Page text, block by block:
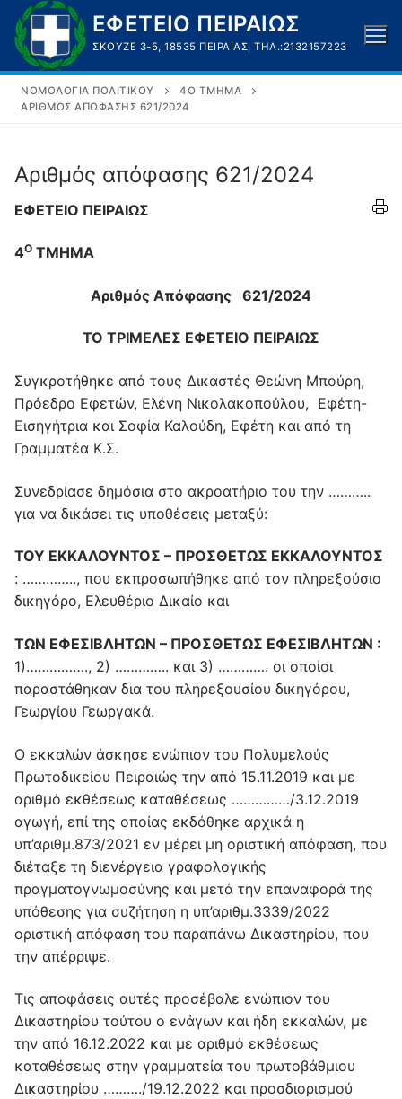
Μετάβαση
στο
περιεχόμενο
ΕΦΕΤΕΙΟ ΠΕΙΡΑΙΩΣ
ΣΚΟΥΖΈ 3-5, 18535 ΠΕΙΡΑΙΆΣ, ΤΗΛ.:2132157223
ΝΟΜΟΛΟΓΊΑ ΠΟΛΙΤΙΚΟΎ
4O ΤΜΉΜΑ
ΑΡΙΘΜΌΣ ΑΠΌΦΑΣΗΣ 621/2024
Αριθμός απόφασης 621/2024
ΕΦΕΤΕΙΟ ΠΕΙΡΑΙΩΣ
4Ο ΤΜΗΜΑ
Αριθμός Απόφασης 621/2024
ΤΟ ΤΡΙΜΕΛΕΣ ΕΦΕΤΕΙΟ ΠΕΙΡΑΙΩΣ
Συγκροτήθηκε από τους Δικαστές Θεώνη Μπούρη,
Πρόεδρο Εφετών, Ελένη Νικολακοπούλου, Εφέτη-
Εισηγήτρια και Σοφία Καλούδη, Εφέτη και από τη
Γραμματέα Κ.Σ.
Συνεδρίασε δημόσια στο ακροατήριο του την ………..
για να δικάσει τις υποθέσεις μεταξύ:
ΤΟΥ ΕΚΚΑΛΟΥΝΤΟΣ – ΠΡΟΣΘΕΤΩΣ ΕΚΚΑΛΟΥΝΤΟΣ
: ………….., που εκπροσωπήθηκε από τον πληρεξούσιο
δικηγόρο, Ελευθέριο Δικαίο και
ΤΩΝ ΕΦΕΣΙΒΛΗΤΩΝ – ΠΡΟΣΘΕΤΩΣ ΕΦΕΣΙΒΛΗΤΩΝ :
1)……………., 2) ………….. και 3) …………. οι οποίοι
παραστάθηκαν δια του πληρεξουσίου δικηγόρου,
Γεωργίου Γεωργακά.
Ο εκκαλών άσκησε ενώπιον του Πολυμελούς
Πρωτοδικείου Πειραιώς την από 15.11.2019 και με
αριθμό εκθέσεως καταθέσεως ……………/3.12.2019
αγωγή, επί της οποίας εκδόθηκε αρχικά η
υπ’αριθμ.873/2021 εν μέρει μη οριστική απόφαση, που
διέταξε τη διενέργεια γραφολογικής
πραγματογνωμοσύνης και μετά την επαναφορά της
υπόθεσης για συζήτηση η υπ’αριθμ.3339/2022
οριστική απόφαση του παραπάνω Δικαστηρίου, που
την απέρριψε.
Τις αποφάσεις αυτές προσέβαλε ενώπιον του
Δικαστηρίου τούτου ο ενάγων και ήδη εκκαλών, με
την από 16.12.2022 και με αριθμό εκθέσεως
καταθέσεως στην γραμματεία του πρωτοβάθμιου
Δικαστηρίου ………./19.12.2022 και προσδιορισμού